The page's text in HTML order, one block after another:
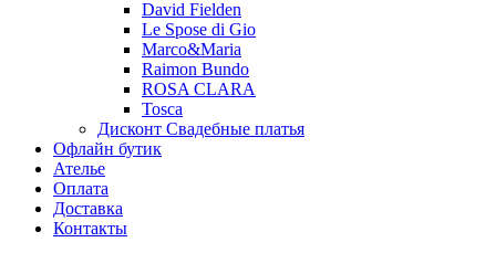
David Fielden
Le Spose di Gio
Marco&Maria
Raimon Bundo
ROSA CLARA
Tosca
Дисконт Свадебные платья
Офлайн бутик
Ателье
Оплата
Доставка
Контакты